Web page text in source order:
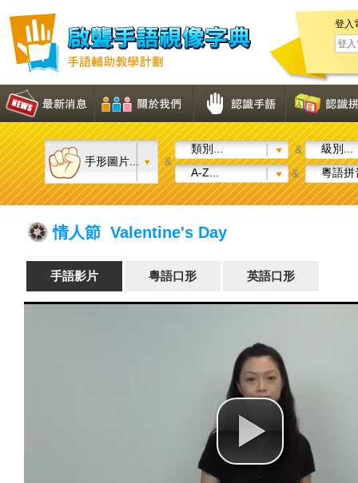
登入
手形圖片... &
類別... &
級別...
A-Z...
& 粵語拼
情人節 Valentine's Day
手語影片 粵語口形 英語口形